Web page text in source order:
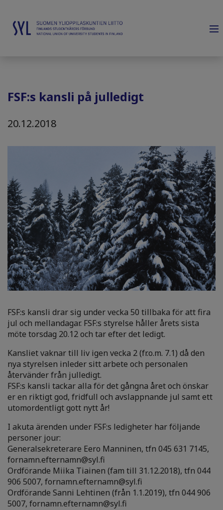
FSF:s kansli på julledigt
20.12.2018
FSF:s kansli drar sig under vecka 50 tillbaka för att fira
jul och mellandagar. FSF:s styrelse håller årets sista
möte torsdag 20.12 och tar efter det ledigt.
Kansliet vaknar till liv igen vecka 2 (fr.o.m. 7.1) då den
nya styrelsen inleder sitt arbete och personalen
återvänder från julledigt.
FSF:s kansli tackar alla för det gångna året och önskar
er en riktigt god, fridfull och avslappnande jul samt ett
utomordentligt gott nytt år!
I akuta ärenden under FSF:s ledigheter har följande
personer jour:
Generalsekreterare Eero Manninen, tfn 045 631 7145,
fornamn.efternamn@syl.fi
Ordförande Miika Tiainen (fam till 31.12.2018), tfn 044
906 5007, fornamn.efternamn@syl.fi
Ordförande Sanni Lehtinen (från 1.1.2019), tfn 044 906
5007, fornamn.efternamn@syl.fi